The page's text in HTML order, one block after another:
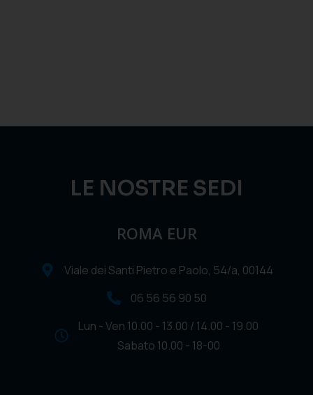
LE NOSTRE SEDI
ROMA EUR
Viale dei Santi Pietro e Paolo, 54/a, 00144
06 56 56 90 50
Lun - Ven 10.00 - 13.00 / 14.00 - 19.00
Sabato 10.00 - 18-00